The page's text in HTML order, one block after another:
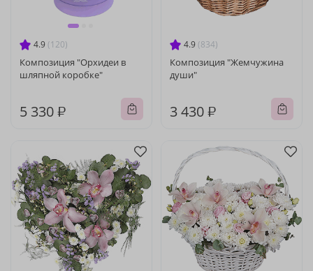
4.9 (120)
Композиция "Орхидеи в
шляпной коробке"
5 330 ₽
4.9 (834)
Композиция "Жемчужина
души"
3 430 ₽